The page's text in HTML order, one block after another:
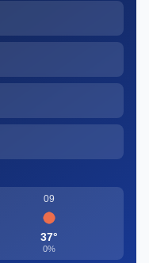
09
37°
0%